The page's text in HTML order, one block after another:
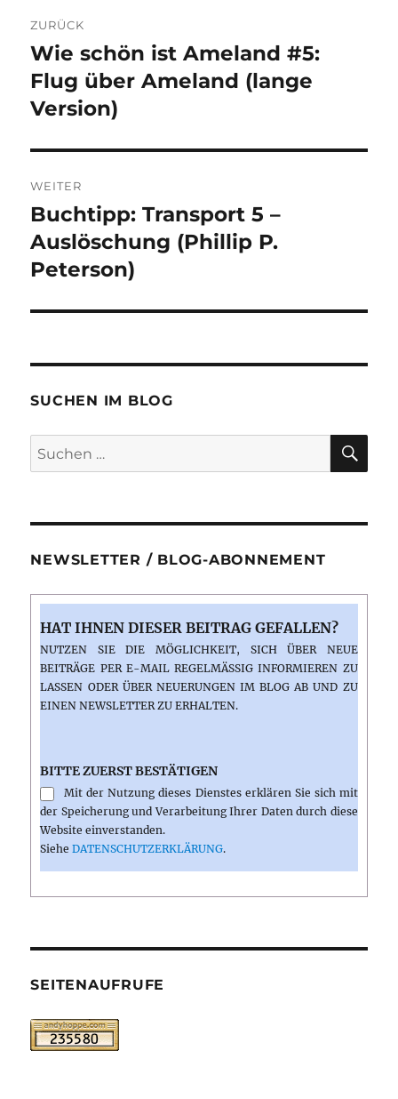
ZURÜCK
Vorheriger
Beitrag:
Wie schön ist Ameland #5:
Flug über Ameland (lange
Version)
WEITER
Nächster
Beitrag:
Buchtipp: Transport 5 –
Auslöschung (Phillip P.
Peterson)
SUCHEN IM BLOG
Suchen
nach:
NEWSLETTER / BLOG-ABONNEMENT
HAT IHNEN DIESER BEITRAG GEFALLEN?
NUTZEN SIE DIE MÖGLICHKEIT, SICH ÜBER NEUE
BEITRÄGE PER E-MAIL REGELMÄSSIG INFORMIEREN ZU L
ASSEN ODER ÜBER NEUERUNGEN IM BLOG AB UND ZU E
INEN NEWSLETTER ZU ERHALTEN.
BITTE ZUERST BESTÄTIGEN
Mit der Nutzung dieses Dienstes erklären Sie sich mit
der Speicherung und Verarbeitung Ihrer Daten durch diese
Website einverstanden.
SieheDATENSCHUTZERKLÄRUNG.
SEITENAUFRUFE